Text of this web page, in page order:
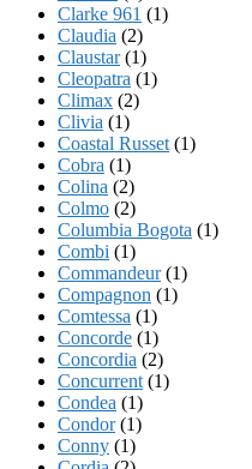
Clarke 961 (1)
Claudia (2)
Claustar(1)
Cleopatra (1)
Climax (2)
Clivia (1)
Coastal Russet (1)
Cobra (1)
Colina (2)
Colmo (2)
Columbia Bogota (1)
Combi (1)
Commandeur(1)
Compagnon (1)
Comtessa (1)
Concorde (1)
Concordia (2)
Concurrent (1)
Condea (1)
Condor(1)
Conny (1)